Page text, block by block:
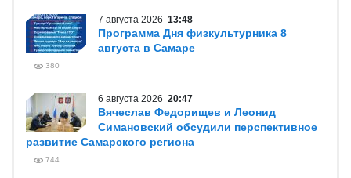
7 августа 2026 13:48
Программа Дня физкультурника 8
августа в Самаре
380
6 августа 2026 20:47
Вячеслав Федорищев и Леонид
Симановский обсудили перспективное
развитие Самарского региона
744